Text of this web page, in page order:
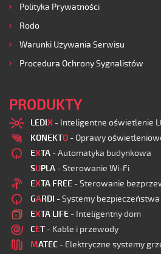
Polityka Prywatności
Rodo
Warunki Używania Serwisu
Procedura Ochrony Sygnalistów
PRODUKTY
LEDIX - Inteligentne oświetlenie
KONEKTO - Oprawy
EXTA - Automatyka budynkowa
SUPLA - Sterowanie Wi-Fi
EXTA FREE - Sterowanie
GARDI - Systemy bezpieczeństwa
EXTA LIFE - Inteligentny dom
CET - Kable i przewody
MATEC - Elektryczne systemy